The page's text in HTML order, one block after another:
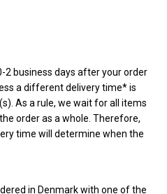
2 business days after your order
a different delivery time* is
As a rule, we wait for all items
order as a whole. Therefore,
time will determine when the
in Denmark with one of the